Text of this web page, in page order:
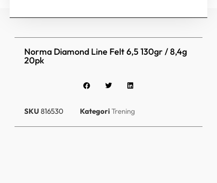
Norma Diamond Line Felt 6,5 130gr / 8,4g
20pk
SKU 816530 KategoriTrening